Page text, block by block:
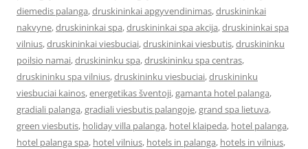
diemedis palanga,druskininkai apgyvendinimas,druskininkai
nakvyne,druskininkai spa,druskininkai spa akcija,druskininkai spa
vilnius,druskininkai viesbuciai,druskininkai viesbutis,druskininku
poilsio namai,druskininku spa,druskininku spa centras,
druskininku spa vilnius,druskininku viesbuciai,druskininku
viesbuciai kainos,energetikas šventoji,gamanta hotel palanga,
gradiali palanga,gradiali viesbutis palangoje,grand spa lietuva,
green viesbutis, holiday villa palanga, hotel klaipeda, hotel palanga,
hotel palanga spa, hotel vilnius, hotels in palanga, hotels in vilnius,